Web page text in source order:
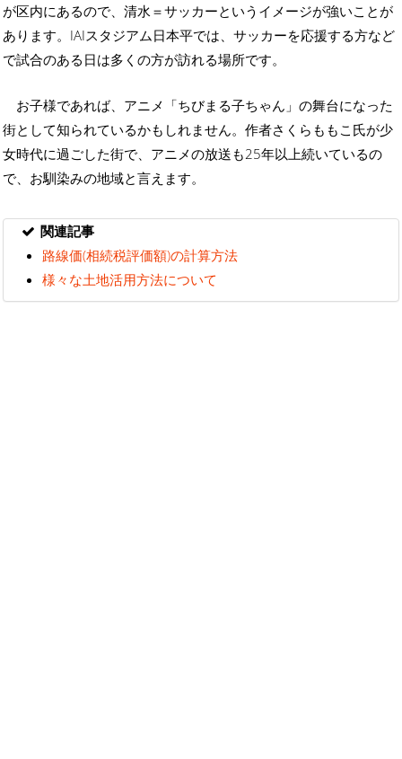
が区内にあるので、清水＝サッカーというイメージが強いことが
あります。IAIスタジアム日本平では、サッカーを応援する方など
で試合のある日は多くの方が訪れる場所です。
お子様であれば、アニメ「ちびまる子ちゃん」の舞台になった
街として知られているかもしれません。作者さくらももこ氏が少
女時代に過ごした街で、アニメの放送も25年以上続いているの
で、お馴染みの地域と言えます。
関連記事
路線価(相続税評価額)の計算方法
様々な土地活用方法について